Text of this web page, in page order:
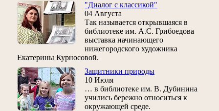
"Диалог с классикой"
04 Августа
Так называется открывшаяся в
библиотеке им. А.С. Грибоедова
выставка начинающего
нижегородского художника
Екатерины Курносовой.
Защитники природы
10 Июля
… в библиотеке им. В. Дубинина
учились бережно относиться к
окружающей среде.